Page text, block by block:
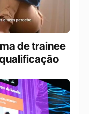
de trainee